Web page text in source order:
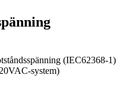
(IEC62368-1)
system)